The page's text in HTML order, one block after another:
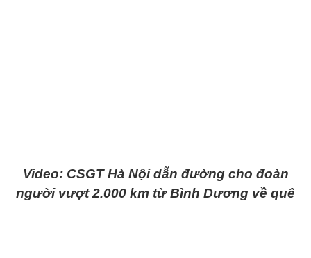
Video: CSGT Hà Nội dẫn đường cho đoàn
người vượt 2.000 km từ Bình Dương về quê